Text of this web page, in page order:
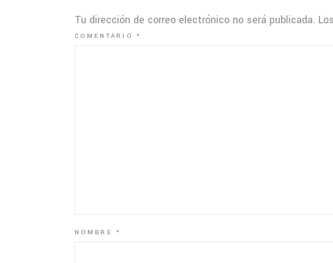
Tu dirección de correo electrónico no será publicada.
COMENTARIO*
NOMBRE*